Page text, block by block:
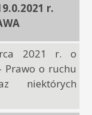
r.
2021 r. o
Prawo o ruchu
niektórych